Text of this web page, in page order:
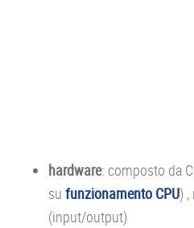
hardware: composto da
su funzionamento CPU)
(input/output)